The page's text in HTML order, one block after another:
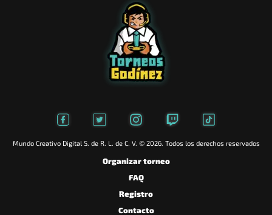
Mundo Creativo Digital S. de R. L. de C. V. © 2026. Todos los derechos reservados
Organizar torneo
FAQ
Registro
Contacto